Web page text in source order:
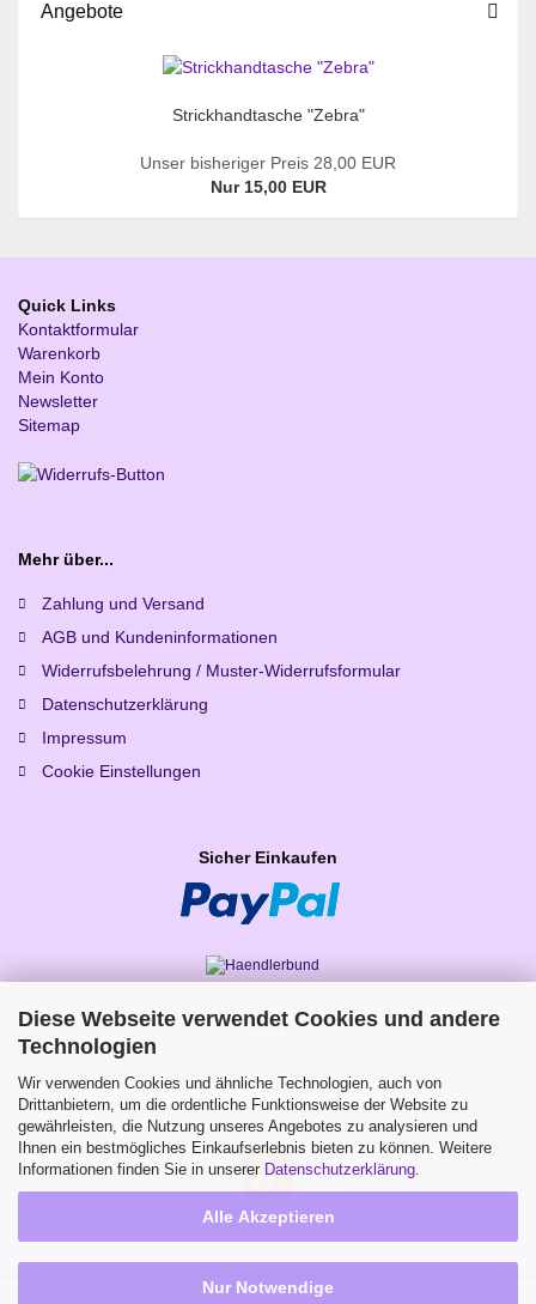
Diese Webseite verwendet Cookies und andere
Technologien
Wir verwenden Cookies und ähnliche Technologien, auch von
Drittanbietern, um die ordentliche Funktionsweise der Website zu
gewährleisten, die Nutzung unseres Angebotes zu analysieren und
Ihnen ein bestmögliches Einkaufserlebnis bieten zu können. Weitere
Informationen finden Sie in unserer Datenschutzerklärung
Alle Akzeptieren
Nur Notwendige
Angebote
Strickhandtasche "Zebra"
Unser bisheriger Preis 28,00 EUR
Nur 15,00 EUR
Quick Links
Kontaktformular
Warenkorb
Mein Konto
Newsletter
Sitemap
Mehr über...
Zahlung und Versand
AGB und Kundeninformationen
Widerrufsbelehrung / Muster-Widerrufsformular
Datenschutzerklärung
Impressum
Cookie Einstellungen
Sicher Einkaufen
Share